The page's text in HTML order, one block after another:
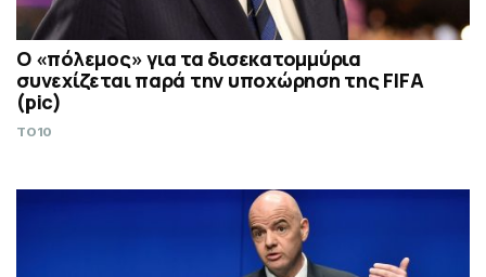
Ο «πόλεμος» για τα δισεκατομμύρια
συνεχίζεται παρά την υποχώρηση της FIFA
(pic)
TO10